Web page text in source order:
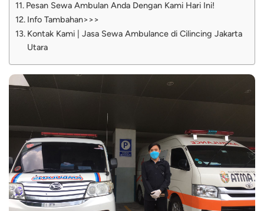
Pesan Sewa Ambulan Anda Dengan Kami Hari Ini!
Info Tambahan>>>
Kontak Kami | Jasa Sewa Ambulance di Cilincing Jakarta
Utara